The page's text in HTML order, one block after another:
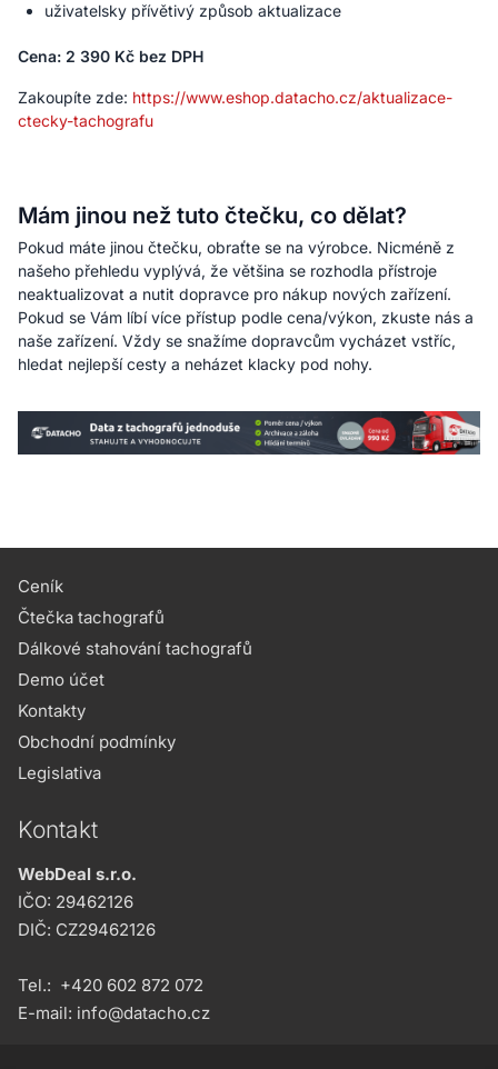
uživatelsky přívětivý způsob aktualizace
Cena: 2 390 Kč bez DPH
Zakoupíte zde: https://www.eshop.datacho.cz/aktualizace-
ctecky-tachografu
Mám jinou než tuto čtečku, co dělat?
Pokud máte jinou čtečku, obraťte se na výrobce. Nicméně z
našeho přehledu vyplývá, že většina se rozhodla přístroje
neaktualizovat a nutit dopravce pro nákup nových zařízení.
Pokud se Vám líbí více přístup podle cena/výkon, zkuste nás a
naše zařízení. Vždy se snažíme dopravcům vycházet vstříc,
hledat nejlepší cesty a neházet klacky pod nohy.
Ceník
Čtečka tachografů
Dálkové stahování tachografů
Demo účet
Kontakty
Obchodní podmínky
Legislativa
Kontakt
WebDeal s.r.o.
IČO: 29462126
DIČ: CZ29462126
Tel.: +420 602 872 072
E-mail: info@datacho.cz